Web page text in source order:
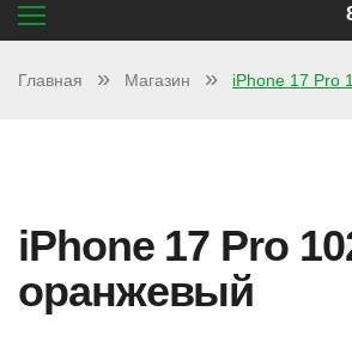
Главная Магазин iPhone 17 Pro
iPhone 17 Pro
оранжевый